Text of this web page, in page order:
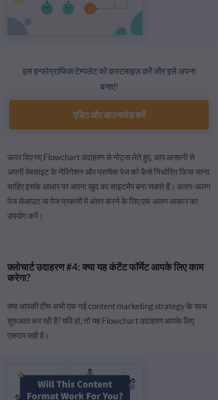
इस इन्फोग्राफिक टेम्पलेट को कस्टमाइज़ करें और इसे अपना
बनाएं!
एडिट और डाउनलोड करें
ऊपर दिए गए Flowchart उदाहरण से नोट्स लेते हुए, आप आसानी से
अपनी वेबसाइट के नेविगेशन और प्रत्येक पेज को कैसे निर्धारित किया जाना
चाहिए इसके आधार पर अपना खुद का साइटमैप बना सकते हैं। अलग-अलग
पेज लेआउट या पेज प्रकारों में अंतर करने के लिए एक अलग आकार का
उपयोग करें।
फ़्लोचार्ट उदाहरण #4: क्या यह कंटेंट फॉर्मेट आपके लिए काम
करेगा?
क्या आपकी टीम अभी एक नई content marketing strategy के साथ
शुरुआत कर रही है? यदि हां, तो यह Flowchart उदाहरण आपके लिए
एकदम सही है।